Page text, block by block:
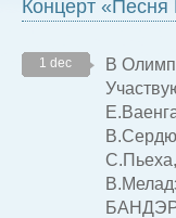
Концерт «Песня
1 dec
В